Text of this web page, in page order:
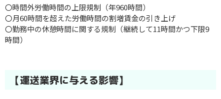
〇時間外労働時間の上限規制（年960時間）
〇月60時間を超えた労働時間の割増賃金の引き上げ
〇勤務中の休憩時間に関する規制（継続して11時間かつ下限9
時間）
【運送業界に与える影響】